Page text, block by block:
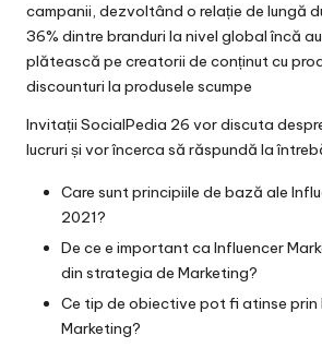
campanii, dezvoltând o relație de lungă
36% dintre branduri la nivel global încă
plătească pe creatorii de conținut cu
discounturi la produsele scumpe
Invitații SocialPedia 26 vor discuta
lucruri și vor încerca să răspundă la
Care sunt principiile de bază ale
2021?
De ce e important ca Influencer
din strategia de Marketing?
Ce tip de obiective pot fi atinse prin
Marketing?